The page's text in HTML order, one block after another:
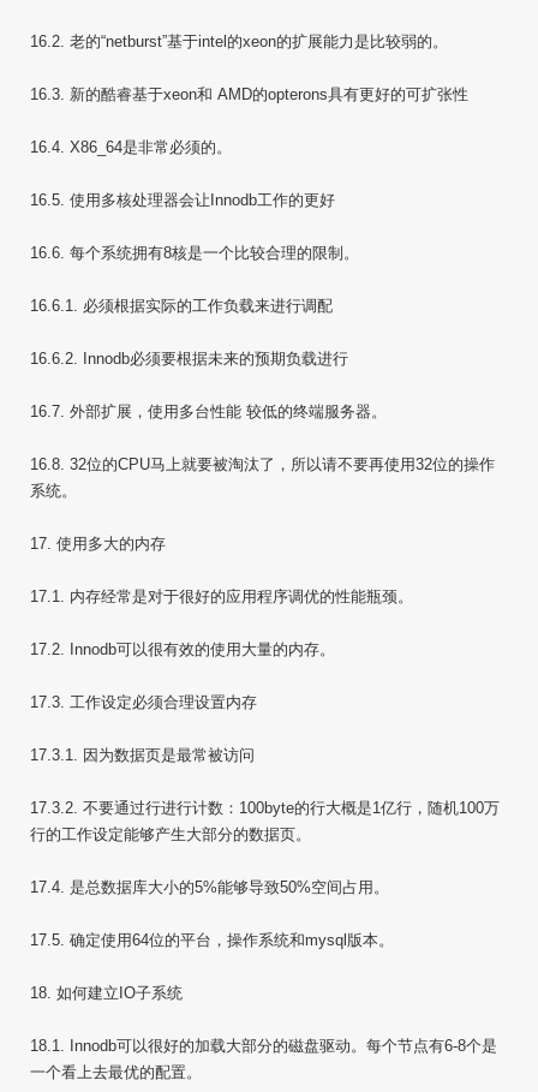
16.2. 老的“netburst”基于intel的xeon的扩展能力是比较弱的。
16.3. 新的酷睿基于xeon和 AMD的opterons具有更好的可扩张性
16.4. X86_64是非常必须的。
16.5. 使用多核处理器会让Innodb工作的更好
16.6. 每个系统拥有8核是一个比较合理的限制。
16.6.1. 必须根据实际的工作负载来进行调配
16.6.2. Innodb必须要根据未来的预期负载进行
16.7. 外部扩展，使用多台性能 较低的终端服务器。
16.8. 32位的CPU马上就要被淘汰了，所以请不要再使用32位的操作
系统。
17. 使用多大的内存
17.1. 内存经常是对于很好的应用程序调优的性能瓶颈。
17.2. Innodb可以很有效的使用大量的内存。
17.3. 工作设定必须合理设置内存
17.3.1. 因为数据页是最常被访问
17.3.2. 不要通过行进行计数：100byte的行大概是1亿行，随机100万
行的工作设定能够产生大部分的数据页。
17.4. 是总数据库大小的5%能够导致50%空间占用。
17.5. 确定使用64位的平台，操作系统和mysql版本。
18. 如何建立IO子系统
18.1. Innodb可以很好的加载大部分的磁盘驱动。每个节点有6-8个是
一个看上去最优的配置。